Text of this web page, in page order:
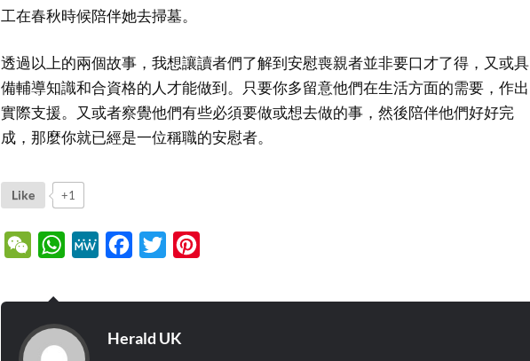
工在春秋時候陪伴她去掃墓。
透過以上的兩個故事，我想讓讀者們了解到安慰喪親者並非要口才了得，又或具
備輔導知識和合資格的人才能做到。只要你多留意他們在生活方面的需要，作出
實際支援。又或者察覺他們有些必須要做或想去做的事，然後陪伴他們好好完
成，那麼你就已經是一位稱職的安慰者。
Like +1
WeChatWhatsApp
MeWe Facebook
Twitter
Herald UK